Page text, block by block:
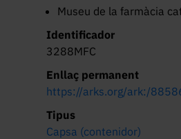
Museu de la farmàcia
Identificador
3288MFC
Enllaç permanent
https://arks.org/ark:/
Tipus
Capsa (contenidor)